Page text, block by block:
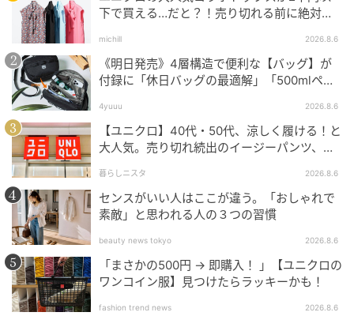
主張しすぎない求心柄とネップニットの組み合わせが
大人可愛いプルオーバーは、ふんわりとしたボックス
シルエットが体型カバーに役立ちます！
裾の両サイドにはスリットが入っているほか、バック
ロングデザインとなっているのでヒップラインを自然
にカバーしてくれるでしょう。
■ネップ求心柄プルオーバー 1,639円(税込)→値下げ
550円(税込)
さりげなくラメが散りばめられたプルオーバ
ー
下で買える…だと？！売り切れる前に絶対買
michill 2026.8.6
《明日発売》4層構造で便利な【バッグ】が
付録に「休日バッグの最適解」「500mlペッ
4yuuu 2026.8.6
【ユニクロ】40代・50代、涼しく履ける！と
大人気。売り切れ続出のイージーパンツ、買
暮らしニスタ 2026.8.6
センスがいい人はここが違う。「おしゃれで
素敵」と思われる人の３つの習慣
beauty news tokyo 2026.8.6
「まさかの500円 → 即購入！ 」【ユニクロの
ワンコイン服】見つけたらラッキーかも！
fashion trend news 2026.8.6